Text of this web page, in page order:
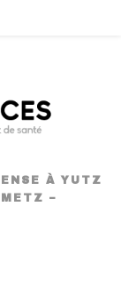
À YUTZ
–